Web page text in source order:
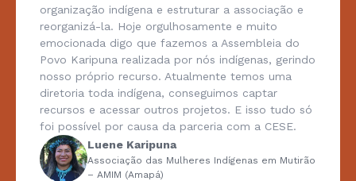
organização indígena e estruturar a associação e
reorganizá-la. Hoje orgulhosamente e muito
emocionada digo que fazemos a Assembleia do
Povo Karipuna realizada por nós indígenas, gerindo
nosso próprio recurso. Atualmente temos uma
diretoria toda indígena, conseguimos captar
recursos e acessar outros projetos. E isso tudo só
foi possível por causa da parceria com a CESE.
Luene Karipuna
Associação das Mulheres Indígenas em Mutirão
– AMIM (Amapá)